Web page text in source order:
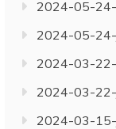
2024-05-
2024-05-
2024-03-
2024-03-
2024-03-